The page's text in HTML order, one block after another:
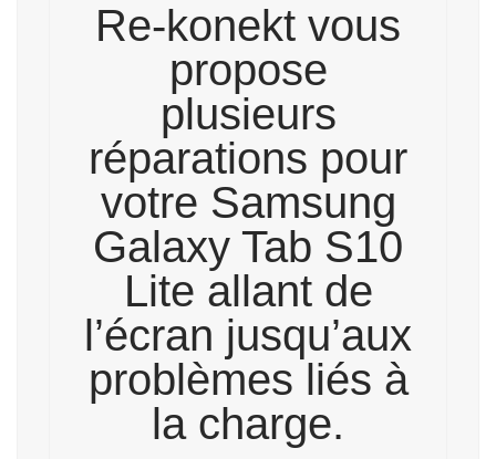
Re-konekt vous
propose
plusieurs
réparations pour
votre Samsung
Galaxy Tab S10
Lite allant de
l’écran jusqu’aux
problèmes liés à
la charge.